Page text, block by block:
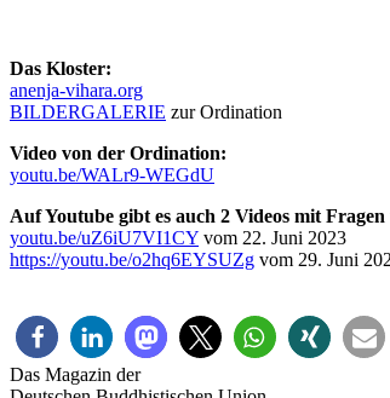
Das Kloster:
anenja-vihara.org
BILDERGALERIE zur Ordination
Video von der Ordination:
youtu.be/WALr9-WEGdU
Auf Youtube gibt es auch 2 Videos mit
youtu.be/uZ6iU7VI1CY vom 22. Juni 2023
https://youtu.be/o2hq6EYSUZg vom 29. Juni
Das Magazin der